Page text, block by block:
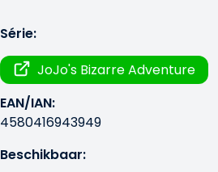
Série:
JoJo's Bizarre Adventure
EAN/IAN:
4580416943949
Beschikbaar: